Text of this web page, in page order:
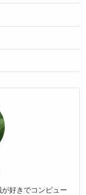
好きでコンピュー